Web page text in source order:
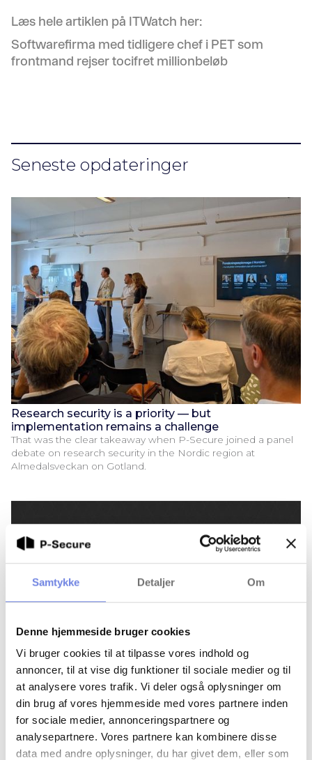
Samtykke Detaljer Om
Denne hjemmeside bruger cookies
Vi bruger cookies til at tilpasse vores indhold og
annoncer, til at vise dig funktioner til sociale medier og til
at analysere vores trafik. Vi deler også oplysninger om
din brug af vores hjemmeside med vores partnere inden
for sociale medier, annonceringspartnere og
analysepartnere. Vores partnere kan kombinere disse
data med andre oplysninger, du har givet dem, eller som
Læs hele artiklen på ITWatch her:
Softwarefirma med tidligere chef i PET som
frontmand rejser tocifret millionbeløb
Seneste opdateringer
Research security is a priority — but
implementation remains a challenge
That was the clear takeaway when P-Secure joined a panel
debate on research security in the Nordic region at
Almedalsveckan on Gotland.
P-Secure strengthens board of directors and
advisory board
P-Secure strengthens its board of directors and advisory
board with a number of high-profile figures from Danish
defense, public management and the IT industry.